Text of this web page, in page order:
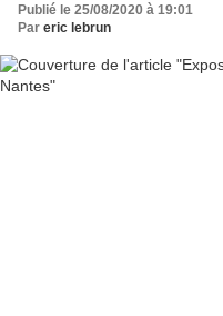
Publié le 25/08/2020 à 19:01
Par eric lebrun